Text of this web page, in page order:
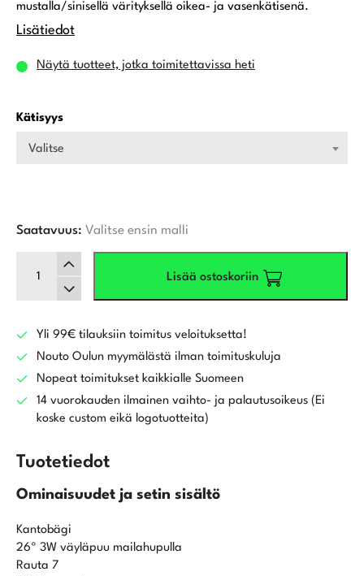
mustalla/sinisellä värityksellä oikea- ja vasenkätisenä.
Lisätiedot
Näytä tuotteet, jotka toimitettavissa heti
Kätisyys
Valitse
Saatavuus: Valitse ensin malli
Kids
45
golfsetti,
musta/sininen
määrä
Lisää ostoskoriin
Yli 99€ tilauksiin toimitus veloituksetta!
Nouto Oulun myymälästä ilman toimituskuluja
Nopeat toimitukset kaikkialle Suomeen
14 vuorokauden ilmainen vaihto- ja palautusoikeus (Ei
koske custom eikä logotuotteita)
Tuotetiedot
Ominaisuudet ja setin sisältö
Kantobägi
26º 3W väyläpuu mailahupulla
Rauta 7